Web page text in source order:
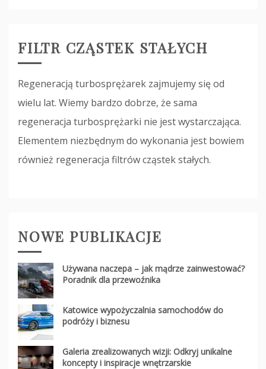
FILTR CZĄSTEK STAŁYCH
Regeneracją turbosprężarek zajmujemy się od
wielu lat. Wiemy bardzo dobrze, że sama
regeneracja turbosprężarki nie jest wystarczająca.
Elementem niezbędnym do wykonania jest bowiem
również regeneracja filtrów cząstek stałych.
NOWE PUBLIKACJE
Używana naczepa – jak mądrze zainwestować?
Poradnik dla przewoźnika
Katowice wypożyczalnia samochodów do
podróży i biznesu
Galeria zrealizowanych wizji: Odkryj unikalne
koncepty i inspiracje wnętrzarskie